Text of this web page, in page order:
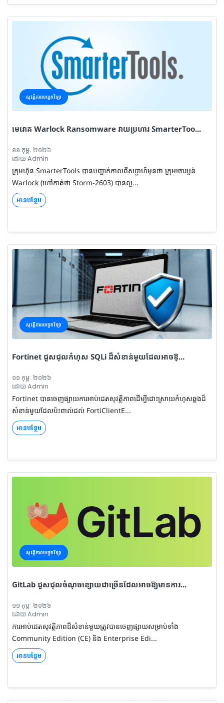
សុវត្តិភាពបច្ចេកវិទ្យា
មេរោគ Warlock Ransomware វាយប្រហារ SmarterToo...
១១ កុម្ភៈ ២០២៦
ដោយ Admin
ក្រុមហ៊ុន SmarterTools បានបញ្ជាក់កាលពីសប្តាហ៍មុនថា ក្រុមចោរប្លន់
Warlock (ហៅកាត់ថា Storm-2603) បានលួ...
អានបន្ថែម
សុវត្តិភាពបច្ចេកវិទ្យា
Fortinet ជួសជុលកំហុស SQLi ដ៏សំខាន់មួយដែលអាចឱ្...
១១ កុម្ភៈ ២០២៦
ដោយ Admin
Fortinet បានចេញផ្សាយការអាប់ដេតសុវត្ថិភាពដើម្បីដោះស្រាយកំហុសឆ្គងដ៏
សំខាន់មួយដែលប៉ះពាល់ដល់ FortiClientE...
អានបន្ថែម
សុវត្តិភាពបច្ចេកវិទ្យា
GitLab ជួសជុលចំណុចខ្សោយជាច្រើនដែលអាចឱ្យមានការ...
១១ កុម្ភៈ ២០២៦
ដោយ Admin
ការអាប់ដេតសុវត្ថិភាពដ៏សំខាន់មួយត្រូវបានចេញផ្សាយសម្រាប់ទាំង
Community Edition (CE) និង Enterprise Edi...
អានបន្ថែម